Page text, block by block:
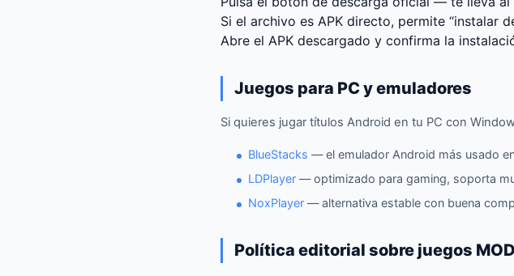
Si el archivo es APK directo, permite “instalar
Abre el APK descargado y confirma la
Juegos para PC y emuladores
Si quieres jugar títulos Android en tu PC con
BlueStacks — el emulador Android más usado
LDPlayer — optimizado para gaming, soporta
NoxPlayer — alternativa estable con buena
Política editorial sobre juegos MOD